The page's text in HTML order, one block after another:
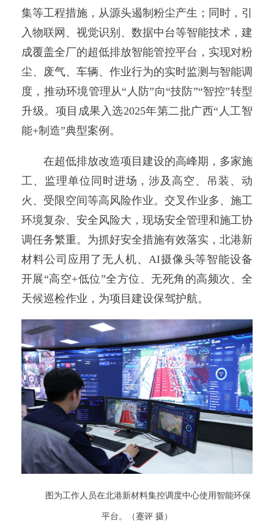
集等工程措施，从源头遏制粉尘产生；同时，引
入物联网、视觉识别、数据中台等智能技术，建
成覆盖全厂的超低排放智能管控平台，实现对粉
尘、废气、车辆、作业行为的实时监测与智能调
度，推动环境管理从“人防”向“技防”“智控”转型
升级。项目成果入选2025年第二批广西“人工智
能+制造”典型案例。
在超低排放改造项目建设的高峰期，多家施
工、监理单位同时进场，涉及高空、吊装、动
火、受限空间等高风险作业。交叉作业多、施工
环境复杂、安全风险大，现场安全管理和施工协
调任务繁重。为抓好安全措施有效落实，北港新
材料公司应用了无人机、AI摄像头等智能设备
开展“高空+低位”全方位、无死角的高频次、全
天候巡检作业，为项目建设保驾护航。
图为工作人员在北港新材料集控调度中心使用智能环保
平台。（蹇评 摄）